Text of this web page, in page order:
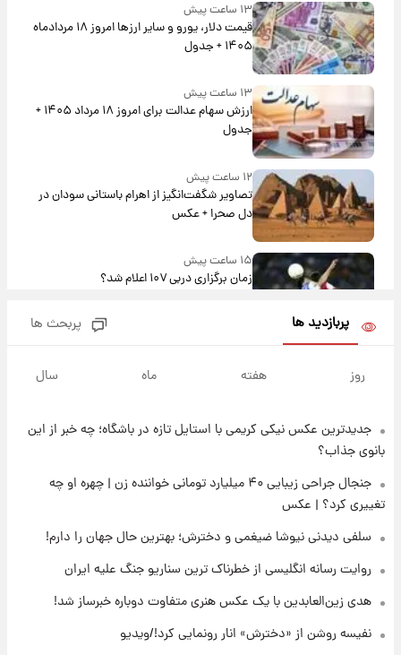
۱۳ ساعت پیش
قیمت دلار، یورو و سایر ارزها امروز ۱۸ مردادماه
۱۴۰۵ + جدول
۱۳ ساعت پیش
ارزش سهام عدالت برای امروز ۱۸ مرداد ۱۴۰۵ +
جدول
۱۲ ساعت پیش
تصاویر شگفت‌انگیز از اهرام باستانی سودان در
دل صحرا + عکس
۱۵ ساعت پیش
زمان برگزاری دربی ۱۰۷ اعلام شد؟
جزئیات
۱۷ ساعت پیش
آتش‌سوزی در لوناپارک شیراز؛ آخرین وضعیت
خزندگان خطرناک پس از حادثه
۲۱ ساعت پیش
خواستگار ۵۰ساله شاهدخت لئونور بازداشت شد
پربازدید ها پربحث ها
روز هفته ماه سال
جدیدترین عکس نیکی کریمی با استایل تازه در باشگاه؛ چه خبر از این
بانوی جذاب؟
جنجال جراحی زیبایی ۴۰ میلیارد تومانی خواننده زن | چهره او چه
تغییری کرد؟ | عکس
سلفی دیدنی نیوشا ضیغمی و دخترش؛ بهترین حال جهان را دارم!
روایت رسانه انگلیسی از خطرناک ترین سناریو جنگ علیه ایران
هدی زین‌العابدین با یک عکس هنری متفاوت دوباره خبرساز شد!
نفیسه روشن از «دخترش» انار رونمایی کرد!/ویدیو